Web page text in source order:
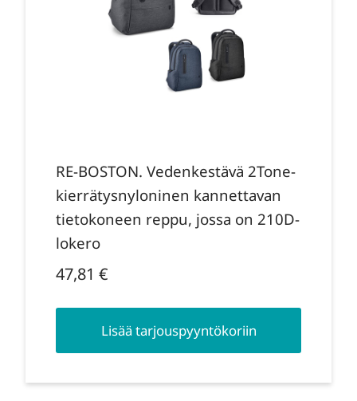
RE-BOSTON. Vedenkestävä 2Tone-
kierrätysnyloninen kannettavan
tietokoneen reppu, jossa on 210D-
lokero
47,81 €
Lisää tarjouspyyntökoriin